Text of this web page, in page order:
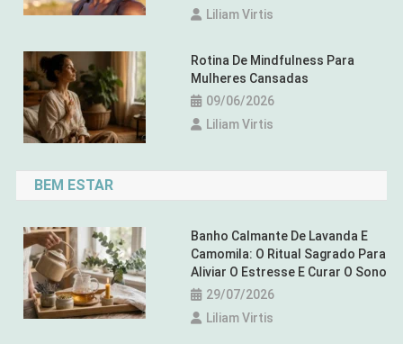
Liliam Virtis
Rotina De Mindfulness Para
Mulheres Cansadas
09/06/2026
Liliam Virtis
BEM ESTAR
Banho Calmante De Lavanda E
Camomila: O Ritual Sagrado Para
Aliviar O Estresse E Curar O Sono
29/07/2026
Liliam Virtis